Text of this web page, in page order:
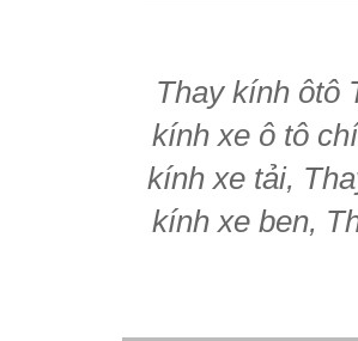
Thay kính ôtô
kính xe ô tô
kính xe tải,
kính xe ben,